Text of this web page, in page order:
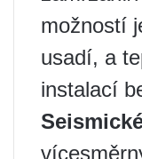
možností
usadí, a
instalací